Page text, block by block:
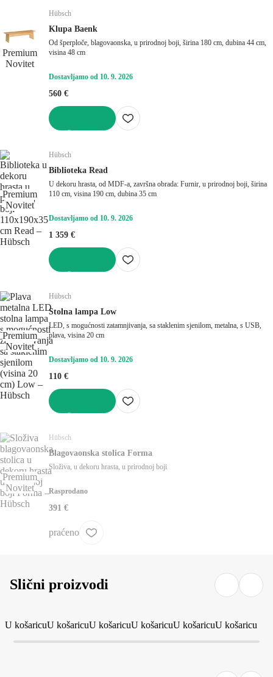
Premium
Novitet
Hübsch
Klupa Baenk
Od šperploče, blagovaonska, u prirodnoj boji, širina 180 cm, dubina 44 cm,
visina 48 cm
Dostavljamo od 10. 9. 2026
560 €
Premium
Novitet
Hübsch
Biblioteka Read
U dekoru hrasta, od MDF-a, završna obrada: Furnir, u prirodnoj boji, širina
110 cm, visina 190 cm, dubina 35 cm
Dostavljamo od 10. 9. 2026
1 359 €
Premium
Novitet
Hübsch
Stolna lampa Low
LED, s mogućnosti zatamnjivanja, sa staklenim sjenilom, metalna, s USB,
plava, visina 20 cm
Dostavljamo od 10. 9. 2026
110 €
Premium
Novitet
Hübsch
Blagovaonska stolica Forma
Složiva, u dekoru hrasta, u prirodnoj boji
Rasprodano
391 €
praćeno
Slični proizvodi
U košaricuU košaricuU košaricuU košaricuU košaricuU košaricu